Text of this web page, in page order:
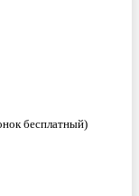
бесплатный)